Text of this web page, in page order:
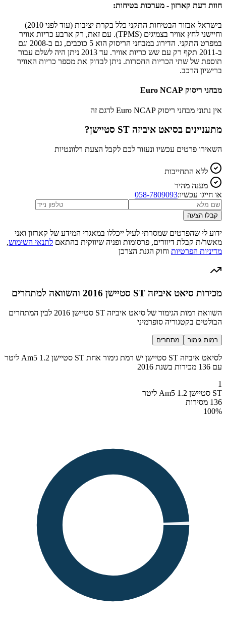
חוות דעת קארזון - מערכות בטיחות:
בישראל אבזור הבטיחות התקני כלל בקרת יציבות (עוד לפני 2010)
וחיישני לחץ אוויר בצמיגים (TPMS). עם זאת, רק ארבע כריות אוויר
במפרט התקני. הדירוג במבחני הריסוק הוא 5 כוכבים, גם ב-2008 וגם
ב-2011 תקף רק עם שש כריות אוויר. עד 2013 ניתן היה לשלם עבור
תוספת של שתי הכריות החסרות. ניתן לבדוק את מספר כריות האוויר
ברישיון הרכב.
מבחני ריסוק Euro NCAP
אין נתוני מבחני ריסוק Euro NCAP לדגם זה
מתעניינים בסיאט איביזה ST סטיישן ?
השאירו פרטים עכשיו ונעזור לכם לקבל הצעת רלוונטיות
ללא התחייבות
מענה מהיר
או חייגו עכשיו:058-7809093
קבלו הצעה
ידוע לי שהפרטים שמסרתי לעיל ייכללו במאגרי המידע של קארזון ואני
מאשר/ת קבלת דיוורים, פרסומות ופניה שיווקית בהתאם לתנאי השימוש,
מדיניות הפרטיות וחוק הגנת הצרכן
מכירות סיאט איביזה ST סטיישן 2016 והשוואה למתחרים
השוואת רמות הגימור של סיאט איביזה ST סטיישן 2016 לבין המתחרים
הבולטים בקטגוריה סופרמיני
רמות גימור מתחרים
לסיאט איביזה ST סטיישן יש רמת גימור אחת ST סטיישן Am5 1.2 ליטר
עם 136 מכירות בשנת 2016
1
ST סטיישן Am5 1.2 ליטר
136 מסירות
100%